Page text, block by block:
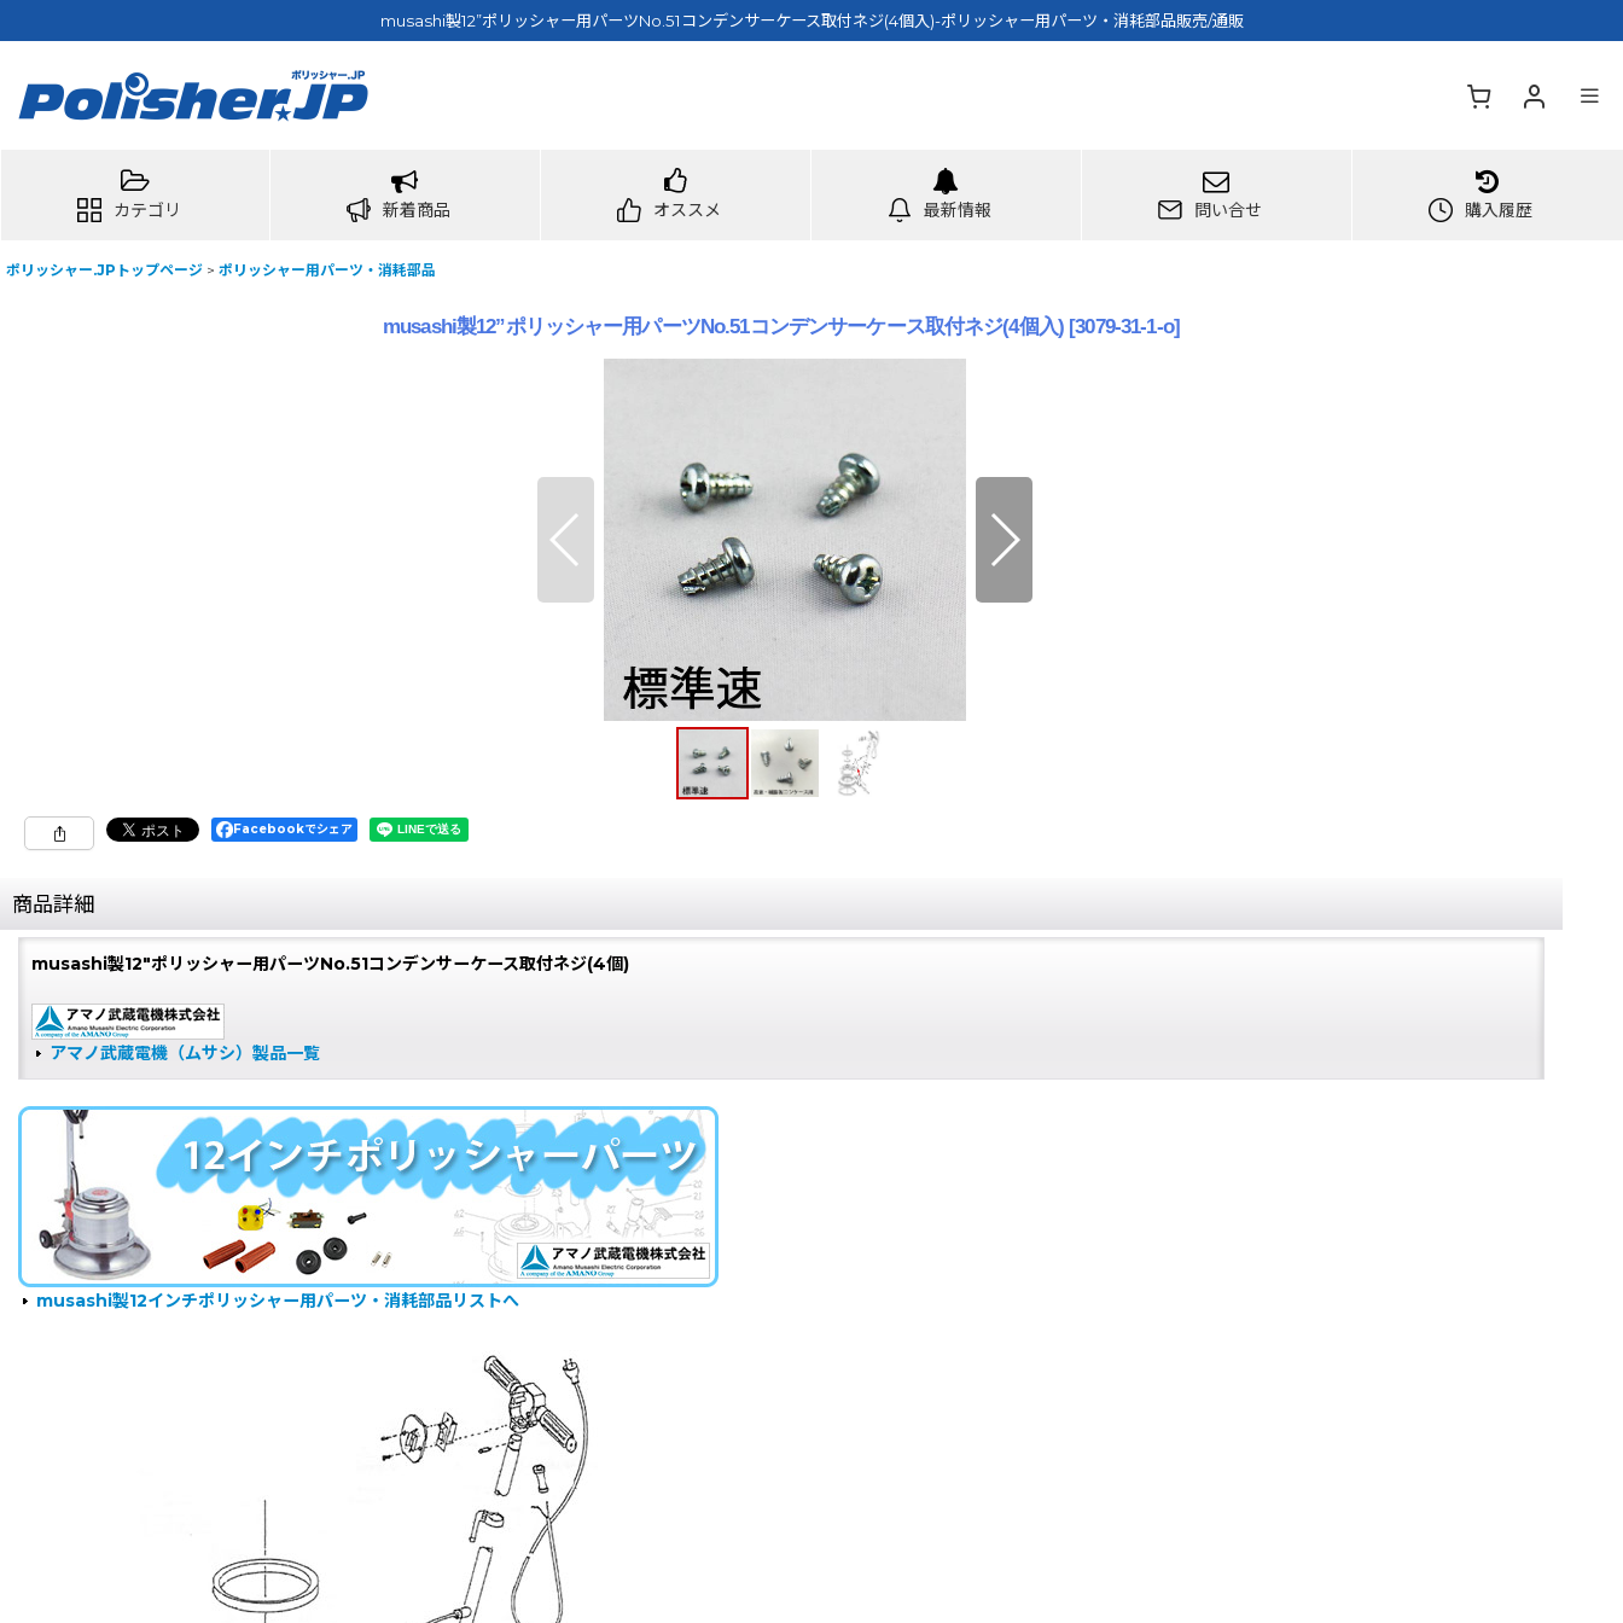
musashi製12”ポリッシャー用パーツNo.51コンデンサーケース取付ネジ(4個入)-ポリッシャー用パーツ・消耗部品販売/通販
カテゴリ 新着商品 オススメ 最新情報 問い合せ 購入履歴
ポリッシャー.JPトップページ > ポリッシャー用パーツ・消耗部品
musashi製12”ポリッシャー用パーツNo.51コンデンサーケース取付ネジ(4個入) [3079-31-1-o]
Facebookでシェア
商品詳細
musashi製12"ポリッシャー用パーツNo.51コンデンサーケース取付ネジ(4個)
アマノ武蔵電機（ムサシ）製品一覧
musashi製12インチポリッシャー用パーツ・消耗部品リストへ